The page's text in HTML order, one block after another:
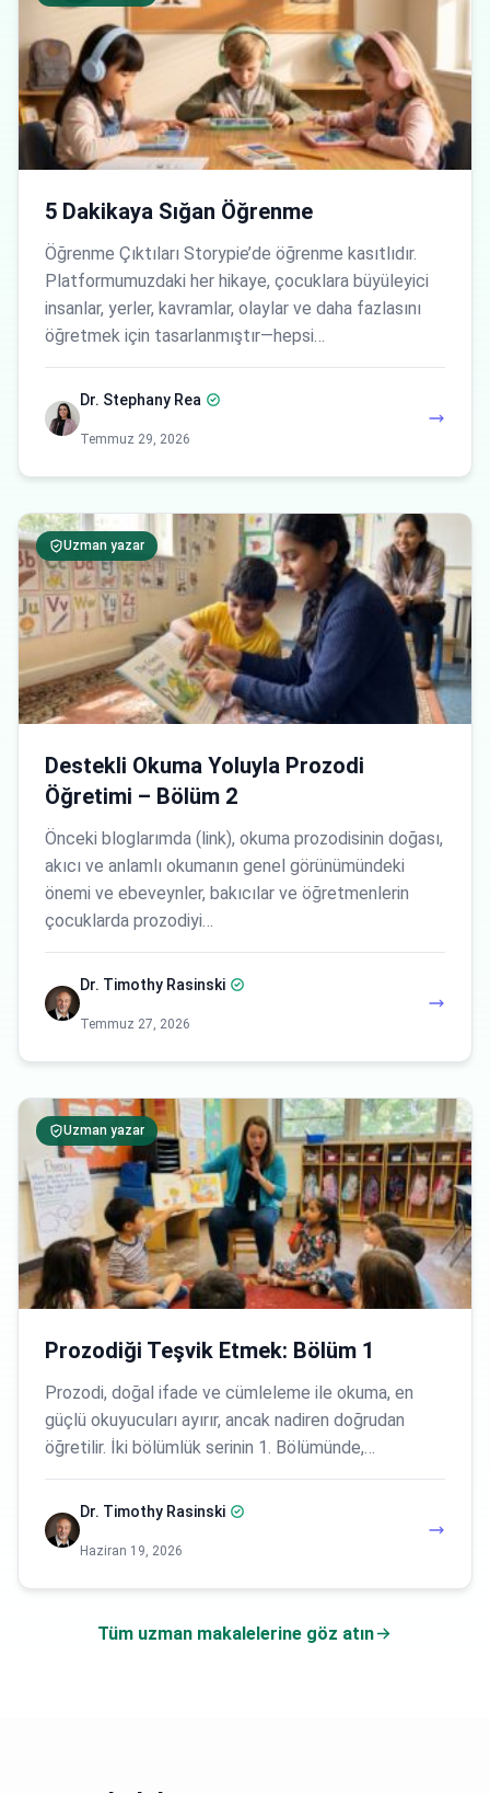
5 Dakikaya Sığan Öğrenme
Öğrenme Çıktıları Storypie’de öğrenme kasıtlıdır.
Platformumuzdaki her hikaye, çocuklara büyüleyici
insanlar, yerler, kavramlar, olaylar ve daha fazlasını
öğretmek için tasarlanmıştır—hepsi…
Dr. Stephany Rea
Temmuz 29, 2026
Uzman yazar
Destekli Okuma Yoluyla Prozodi
Öğretimi – Bölüm 2
Önceki bloglarımda (link), okuma prozodisinin doğası,
akıcı ve anlamlı okumanın genel görünümündeki
önemi ve ebeveynler, bakıcılar ve öğretmenlerin
çocuklarda prozodiyi…
Dr. Timothy Rasinski
Temmuz 27, 2026
Uzman yazar
Prozodiği Teşvik Etmek: Bölüm 1
Prozodi, doğal ifade ve cümleleme ile okuma, en
güçlü okuyucuları ayırır, ancak nadiren doğrudan
öğretilir. İki bölümlük serinin 1. Bölümünde,…
Dr. Timothy Rasinski
Haziran 19, 2026
Tüm uzman makalelerine göz atın